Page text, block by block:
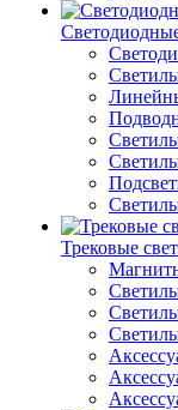
Трековые